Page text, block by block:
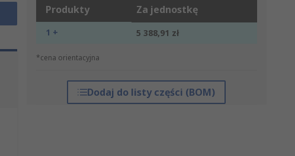
Produkty Za jednostkę
1 + 5 388,91 zł
*cena orientacyjna
Dodaj do listy części (BOM)